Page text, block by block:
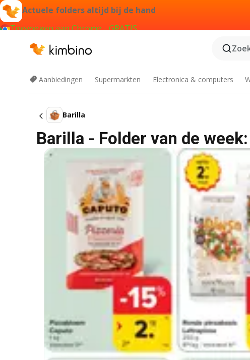
Actuele folders altijd bij de hand
Toevoegen aan Chrome - GRATIS
Aanbiedingen Supermarkten Electronica & computers
Barilla
Barilla - Folder van de week: